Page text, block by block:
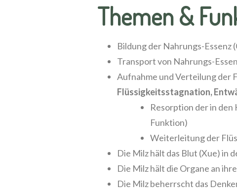
Themen &
Bildung der Nahrungs-Essenz
Transport von Nahrungs-
Aufnahme und Verteilung der
Flüssigkeitsstagnation,
Resorption der in
Funktion)
Weiterleitung der
Die Milz hält das Blut (Xue) in
Die Milz hält die Organe an
Die Milz beherrscht das